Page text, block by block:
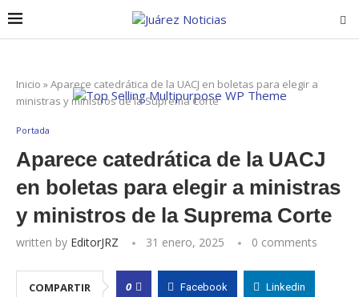
Inicio »Aparece catedrática de la UACJ en boletas para elegir a
ministras y ministros de la Suprema Corte
Portada
Aparece catedrática de la UACJ
en boletas para elegir a ministras
y ministros de la Suprema Corte
written by EditorJRZ 31 enero, 2025 0 comments
COMPARTIR 0 Facebook Linkedin